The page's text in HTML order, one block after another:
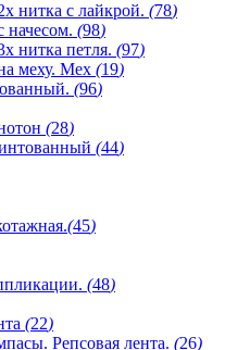
нитка с лайкрой. (78)
начесом. (98)
нитка петля. (97)
меху. Мех (19)
(96)
(28)
(44)
(45)
(48)
(22)
Репсовая лента. (26)